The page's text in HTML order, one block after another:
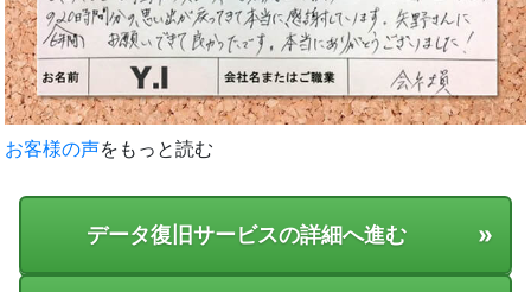
お客様の声をもっと読む
データ復旧サービスの詳細へ進む »